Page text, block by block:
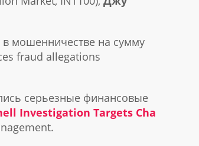
в мошенничестве на сумму
fraud allegations
серьезные финансовые
Investigation Targets Cha